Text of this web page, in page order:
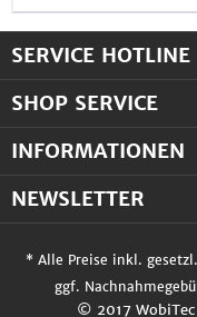
SERVICE HOTLINE
SHOP SERVICE
INFORMATIONEN
NEWSLETTER
* Alle Preise inkl.
ggf.
© 2017